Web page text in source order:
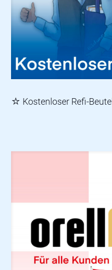
☆ Kostenloser Refi-Beutel